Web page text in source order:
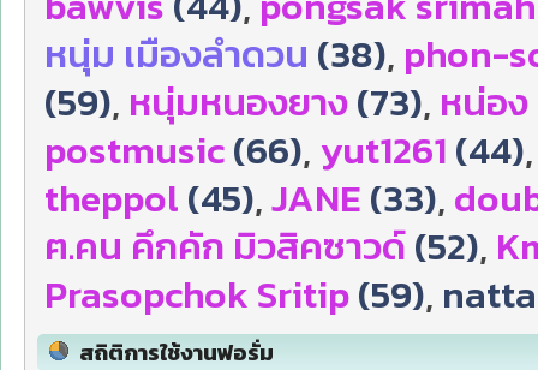
หนุ่ม เมืองลำดวน (38), phon-
(59), หนุ่มหนองยาง(73), หน่อง
postmusic(66), yut1261(44)
theppol(45),JANE(33),
ฅ.คน คึกคัก มิวสิคซาวด์(52),
Prasopchok Sritip(59),
สถิติการใช้งานฟอรั่ม